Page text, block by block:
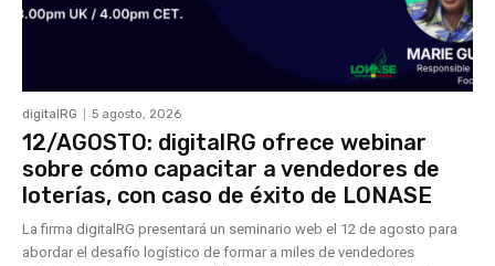
digitalRG 5 agosto, 2026
12/AGOSTO: digitalRG ofrece webinar
sobre cómo capacitar a vendedores de
loterías, con caso de éxito de LONASE
La firma digitalRG presentará un seminario web el 12 de agosto para
abordar el desafío logístico de formar a miles de vendedores